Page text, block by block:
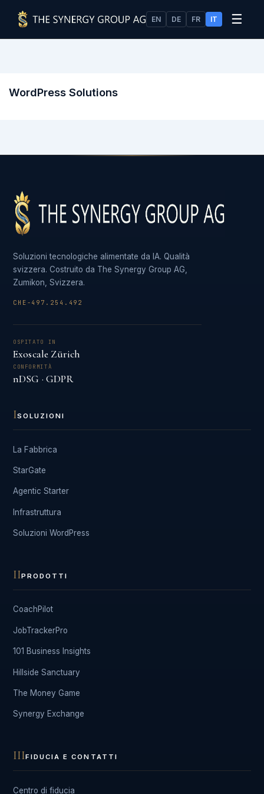
EN DE FR IT ☰
WordPress Solutions
Soluzioni tecnologiche alimentate da IA. Qualità
svizzera. Costruito da The Synergy Group AG,
Zumikon, Svizzera.
CHE-497.254.492
OSPITATO IN
Exoscale Zürich
CONFORMITÀ
nDSG · GDPR
ISOLUZIONI
La Fabbrica
StarGate
Agentic Starter
Infrastruttura
Soluzioni WordPress
IIPRODOTTI
CoachPilot
JobTrackerPro
101 Business Insights
Hillside Sanctuary
The Money Game
Synergy Exchange
IIIFIDUCIA E CONTATTI
Centro di fiducia